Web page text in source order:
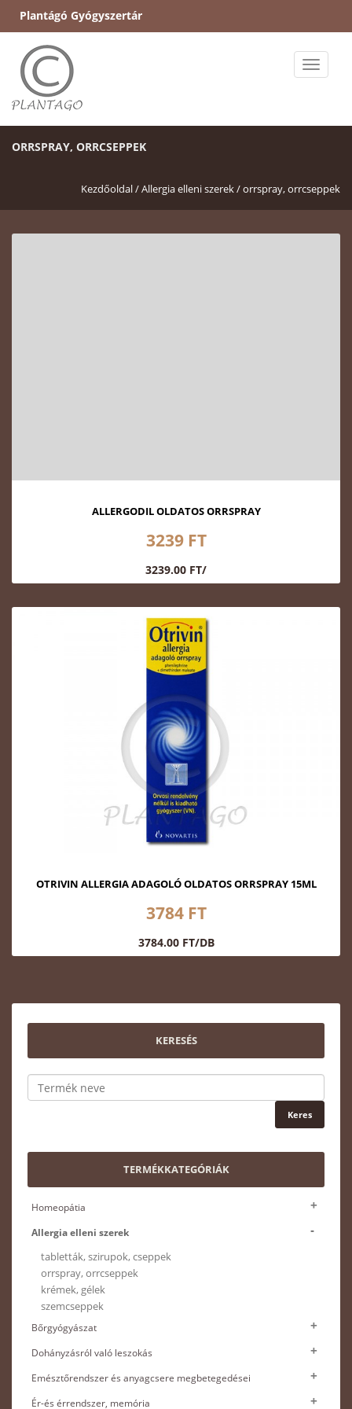
Plantágó Gyógyszertár
Toggle
ORRSPRAY, ORRCSEPPEK
Kezdőoldal /Allergia elleni szerek /orrspray, orrcseppek
ALLERGODIL OLDATOS ORRSPRAY
3239 FT
3239.00 FT/
OTRIVIN ALLERGIA ADAGOLÓ OLDATOS ORRSPRAY 15ML
3784 FT
3784.00 FT/DB
KERESÉS
TERMÉKKATEGÓRIÁK
Homeopátia
Allergia elleni szerek
tabletták, szirupok, cseppek
orrspray, orrcseppek
krémek, gélek
szemcseppek
Bőrgyógyászat
Dohányzásról való leszokás
Emésztőrendszer és anyagcsere megbetegedései
Ér-és érrendszer, memória